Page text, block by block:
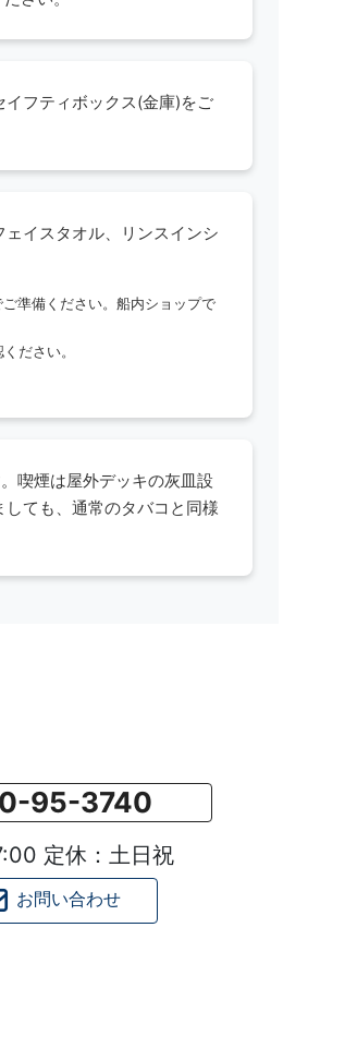
フティボックス(金庫)をご
イスタオル、リンスインシ
準備ください。船内ショップで
ださい。
喫煙は屋外デッキの灰皿設
ても、通常のタバコと同様
95-3740
定休：土日祝
お問い合わせ